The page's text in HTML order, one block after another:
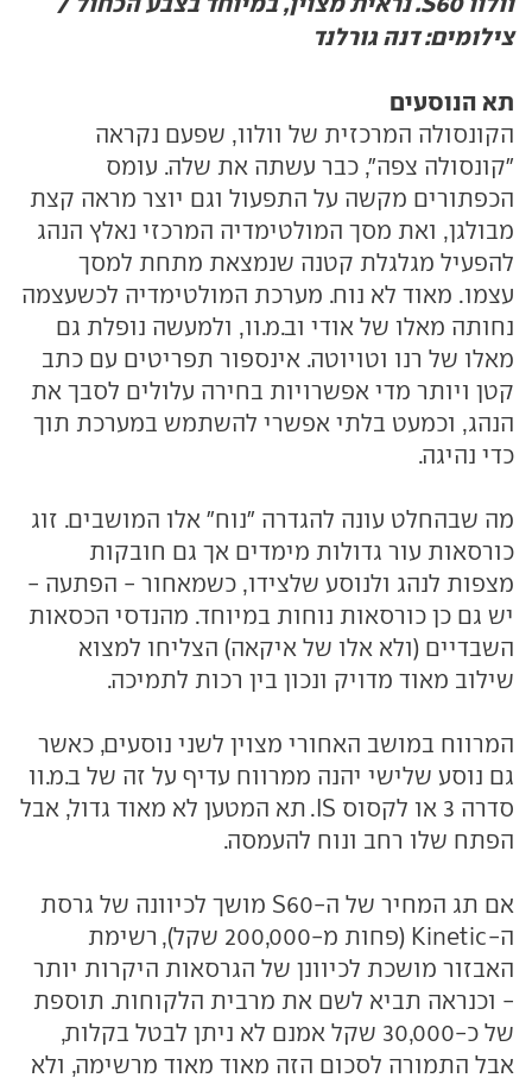
צילומים: דנה גורלנד
תא הנוסעים
הקונסולה המרכזית של וולוו, שפעם נקראה
"קונסולה צפה", כבר עשתה את שלה. עומס
הכפתורים מקשה על התפעול וגם יוצר מראה קצת
מבולגן, ואת מסך המולטימדיה המרכזי נאלץ הנהג
להפעיל מגלגלת קטנה שנמצאת מתחת למסך
עצמו. מאוד לא נוח. מערכת המולטימדיה לכשעצמה
נחותה מאלו של אודי וב.מ.וו, ולמעשה נופלת גם
מאלו של רנו וטויוטה. אינספור תפריטים עם כתב
קטן ויותר מדי אפשרויות בחירה עלולים לסבך את
הנהג, וכמעט בלתי אפשרי להשתמש במערכת תוך
כדי נהיגה.
מה שבהחלט עונה להגדרה "נוח" אלו המושבים. זוג
כורסאות עור גדולות מימדים אך גם חובקות
מצפות לנהג ולנוסע שלצידו, כשמאחור - הפתעה -
יש גם כן כורסאות נוחות במיוחד. מהנדסי הכסאות
השבדיים (ולא אלו של איקאה) הצליחו למצוא
שילוב מאוד מדויק ונכון בין רכות לתמיכה.
המרווח במושב האחורי מצוין לשני נוסעים, כאשר
גם נוסע שלישי יהנה ממרווח עדיף על זה של ב.מ.וו
סדרה 3 או לקסוס IS. תא המטען לא מאוד גדול, אבל
הפתח שלו רחב ונוח להעמסה.
אם תג המחיר של ה-S60 מושך לכיוונה של גרסת
ה-Kinetic (פחות מ-200,000 שקל), רשימת
האבזור מושכת לכיוונן של הגרסאות היקרות יותר
- וכנראה תביא לשם את מרבית הלקוחות. תוספת
של כ-30,000 שקל אמנם לא ניתן לבטל בקלות,
אבל התמורה לסכום הזה מאוד מאוד מרשימה, ולא